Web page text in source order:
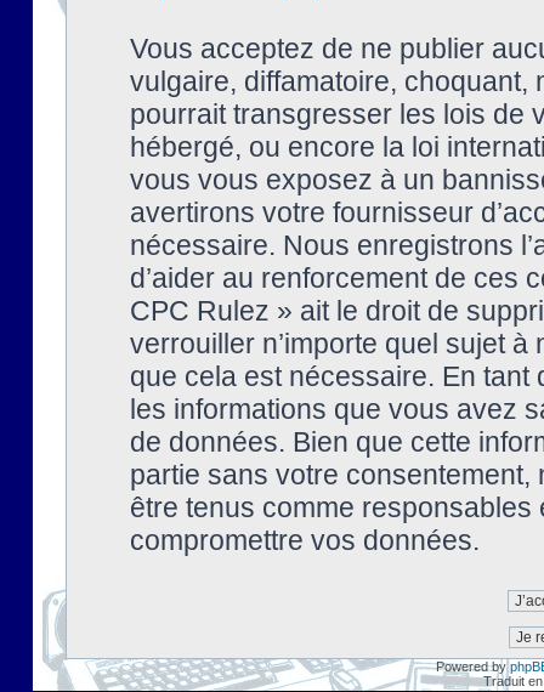
Vous acceptez de ne publier
vulgaire, diffamatoire, choquant,
pourrait transgresser les lois de
hébergé, ou encore la loi
vous vous exposez à un
avertirons votre fournisseur
nécessaire. Nous enregistrons
d’aider au renforcement de ces
CPC Rulez » ait le droit de
verrouiller n’importe quel sujet à
que cela est nécessaire. En tant
les informations que vous avez
de données. Bien que cette
partie sans votre
être tenus comme
compromettre vos données.
Powered by
Traduit